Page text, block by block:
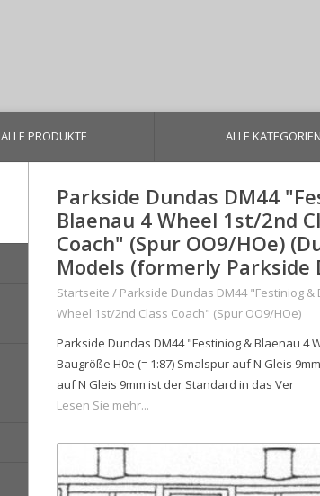
ALLE PRODUKTE ALLE KATEGORIEN
Parkside Dundas DM44
Blaenau 4 Wheel 1st/2nd
Coach" (Spur OO9/HOe)
Models (formerly Parkside
Startseite / Parkside Dundas DM44 "Festiniog &
Wheel 1st/2nd Class Coach" (Spur OO9/HOe)
Parkside Dundas DM44 "Festiniog & Blaenau 4
Baugröße H0e (= 1:87) Smalspur auf N Gleis
auf N Gleis 9mm ist der Standard in das Ver
Lesen Sie mehr...